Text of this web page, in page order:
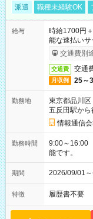
派遣 職種未経験OK
給与
時給1700円
能な速払いサ
交通費別
交通費 交通
月収例 25～
勤務地
東京都品川区
五反田駅か
情報通信
勤務時間
9:00～16:00
能です。
期間 2026/09/01
特徴 履歴書不要